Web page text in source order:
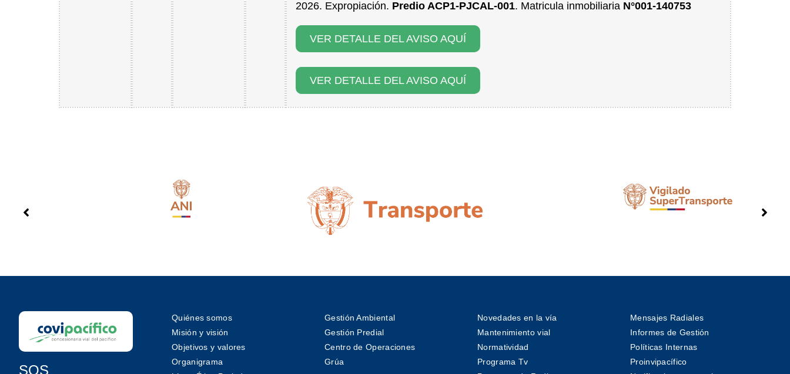
2026. Expropiación. Predio ACP1-PJCAL-001. Matricula inmobiliaria N°001-140753
VER DETALLE DEL AVISO AQUÍ
VER DETALLE DEL AVISO AQUÍ
SOS
Quiénes somos
Misión y visión
Objetivos y valores
Organigrama
Gestión Ambiental
Gestión Predial
Centro de Operaciones
Grúa
Novedades en la vía
Mantenimiento vial
Normatividad
Programa Tv
Mensajes Radiales
Informes de Gestión
Políticas Internas
Proinvipacífico